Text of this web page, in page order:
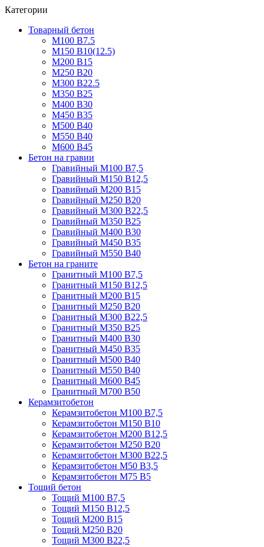
Категории
Товарный бетон
М100 В7.5
М150 В10(12.5)
М200 В15
М250 В20
М300 В22.5
М350 В25
М400 В30
М450 В35
М500 В40
М550 В40
М600 В45
Бетон на гравии
Гравийный М100 В7,5
Гравийный М150 В12,5
Гравийный М200 В15
Гравийный М250 В20
Гравийный М300 В22,5
Гравийный М350 В25
Гравийный М400 В30
Гравийный М450 В35
Гравийный М550 В40
Бетон на граните
Гранитный М100 В7,5
Гранитный М150 В12,5
Гранитный М200 В15
Гранитный М250 В20
Гранитный М300 В22,5
Гранитный М350 В25
Гранитный М400 В30
Гранитный М450 В35
Гранитный М500 В40
Гранитный М550 В40
Гранитный М600 В45
Гранитный М700 В50
Керамзитобетон
Керамзитобетон М100 В7,5
Керамзитобетон М150 В10
Керамзитобетон М200 В12,5
Керамзитобетон М250 В20
Керамзитобетон М300 В22,5
Керамзитобетон М50 В3,5
Керамзитобетон М75 В5
Тощий бетон
Тощий М100 В7,5
Тощий М150 В12,5
Тощий М200 В15
Тощий М250 В20
Тощий М300 В22,5